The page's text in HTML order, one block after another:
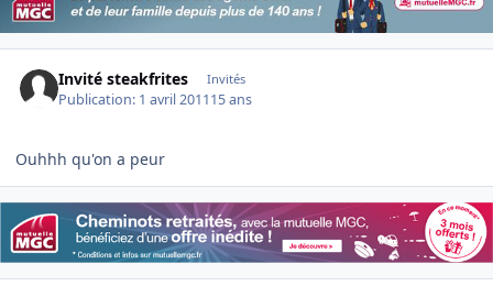
Invité steakfrites Invités
Publication: 1 avril 201115 ans
Ouhhh qu'on a peur